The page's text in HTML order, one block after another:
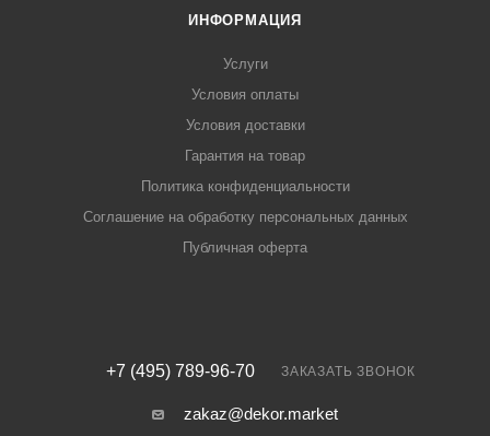
ИНФОРМАЦИЯ
Услуги
Условия оплаты
Условия доставки
Гарантия на товар
Политика конфиденциальности
Соглашение на обработку персональных данных
Публичная оферта
+7 (495) 789-96-70 ЗАКАЗАТЬ ЗВОНОК
zakaz@dekor.market